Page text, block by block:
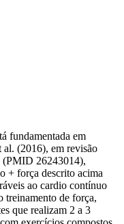
fundamentada em
(2016), em revisão
(PMID 26243014),
+ força descrito acima
ao cardio contínuo
treinamento de força,
que realizam 2 a 3